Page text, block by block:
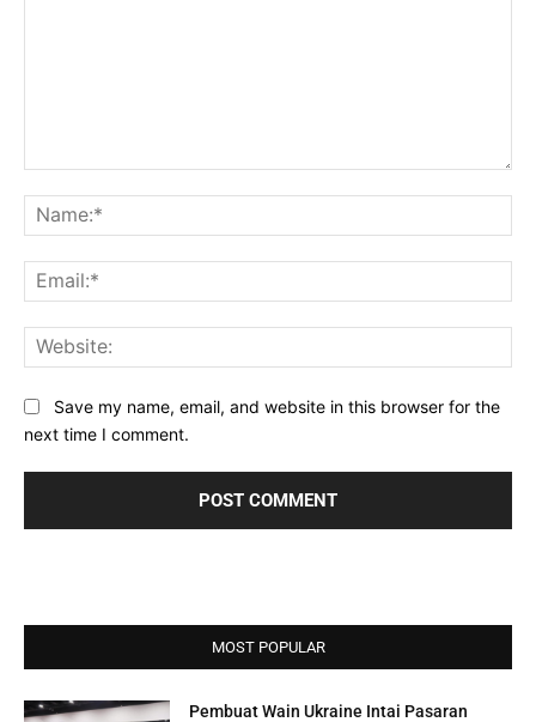
Save my name, email, and website in this browser for the
next time I comment.
MOST POPULAR
Pembuat Wain Ukraine Intai Pasaran